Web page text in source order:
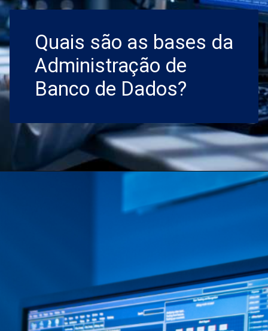
Quais são as bases da
Administração de
Banco de Dados?